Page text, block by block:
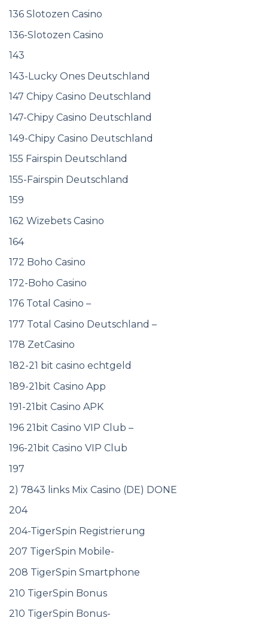
136 Slotozen Casino
136-Slotozen Casino
143
143-Lucky Ones Deutschland
147 Chipy Casino Deutschland
147-Chipy Casino Deutschland
149-Chipy Casino Deutschland
155 Fairspin Deutschland
155-Fairspin Deutschland
159
162 Wizebets Casino
164
172 Boho Casino
172-Boho Casino
176 Total Casino –
177 Total Casino Deutschland –
178 ZetCasino
182-21 bit casino echtgeld
189-21bit Casino App
191-21bit Casino APK
196 21bit Casino VIP Club –
196-21bit Casino VIP Club
197
2) 7843 links Mix Casino (DE) DONE
204
204-TigerSpin Registrierung
207 TigerSpin Mobile-
208 TigerSpin Smartphone
210 TigerSpin Bonus
210 TigerSpin Bonus-